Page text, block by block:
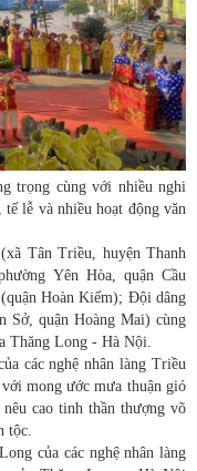
trọng cùng với nhiều nghi
lễ và nhiều hoạt động văn
Tân Triều, huyện Thanh
Yên Hòa, quận Cầu
Hoàn Kiếm); Đội dâng
Sở, quận Hoàng Mai) cùng
Thăng Long - Hà Nội.
các nghệ nhân làng Triều
mong ước mưa thuận gió
cao tinh thần thượng võ
tộc.
của các nghệ nhân làng